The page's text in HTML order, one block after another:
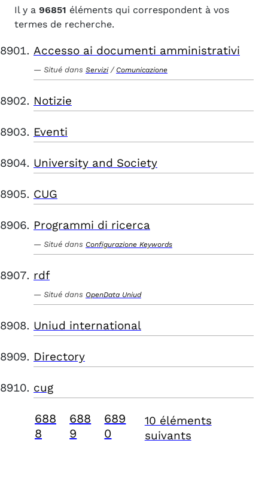
Il y a 96851 éléments qui correspondent à vos
termes de recherche.
Accesso ai documenti amministrativi
Situé dans Servizi / Comunicazione
Notizie
Eventi
University and Society
CUG
Programmi di ricerca
Situé dans Configurazione Keywords
rdf
Situé dans OpenData Uniud
Uniud international
Directory
cug
688
8
688
9
689
0
10 éléments
suivants